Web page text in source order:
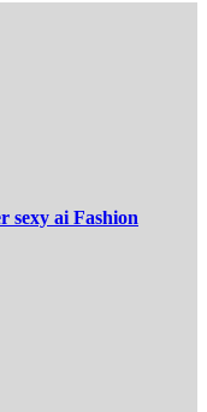
sexy ai Fashion